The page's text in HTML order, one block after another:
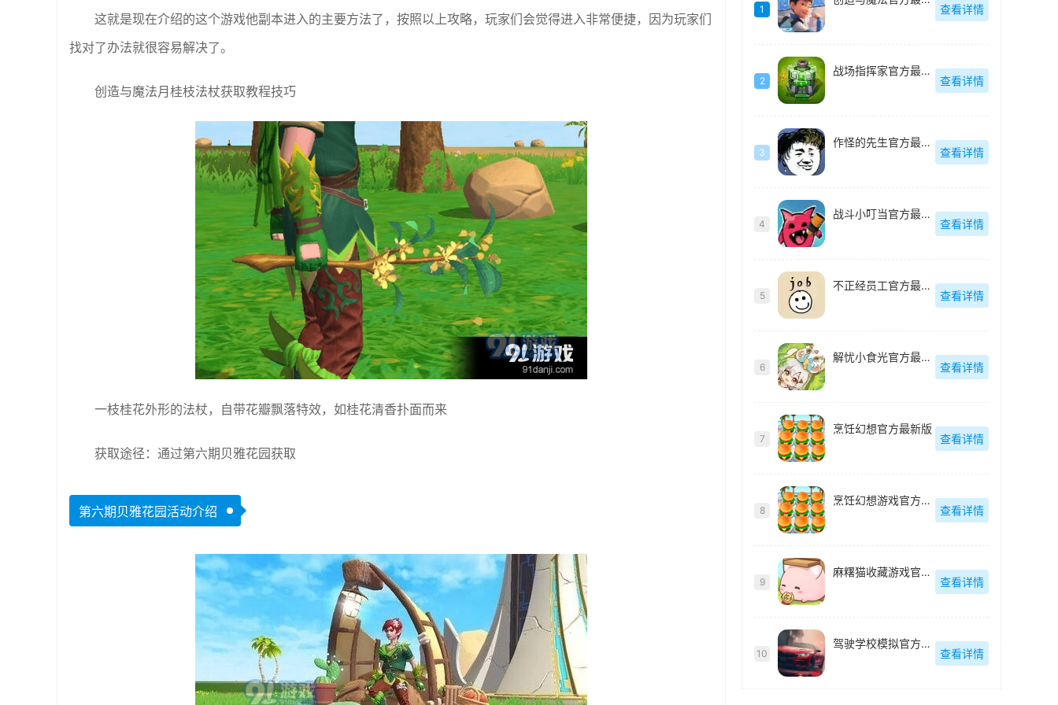
这就是现在介绍的这个游戏他副本进入的主要方法了，按照以上攻略，玩家们会觉得进入非常便捷，因为玩家们
找对了办法就很容易解决了。
创造与魔法月桂枝法杖获取教程技巧
一枝桂花外形的法杖，自带花瓣飘落特效，如桂花清香扑面而来
获取途径：通过第六期贝雅花园获取
第六期贝雅花园活动介绍
1 查看详情
2
战场指挥家官方最新版
查看详情
3
作怪的先生官方最新版
查看详情
4
战斗小叮当官方最新版
查看详情
5
不正经员工官方最新版
查看详情
6
解忧小食光官方最新版
查看详情
7
烹饪幻想官方最新版
查看详情
8
烹饪幻想游戏官方最新版
查看详情
9
麻糬猫收藏游戏官方最新版
查看详情
10
驾驶学校模拟官方最新版
查看详情